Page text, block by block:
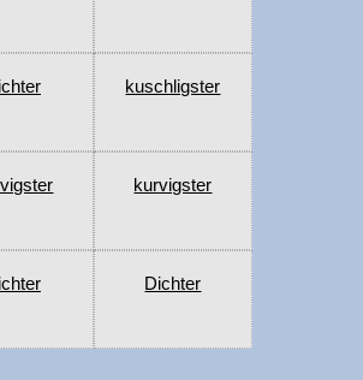
kuschligster
kurvigster
Dichter